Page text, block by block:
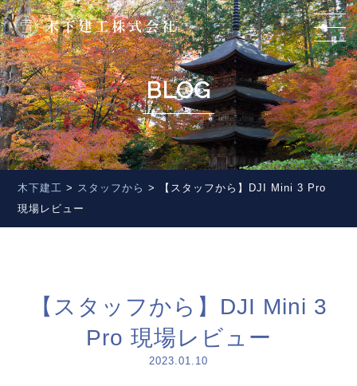
BLOG
木下建工 > スタッフから >
【スタッフから】DJI Mini 3 Pro
現場レビュー
【スタッフから】DJI Mini 3
Pro 現場レビュー
2023.01.10